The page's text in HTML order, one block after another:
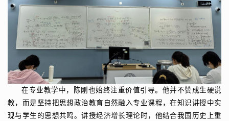
在专业教学中，陈刚也始终注重价值引导。他并不赞成生硬说
教，而是坚持把思想政治教育自然融入专业课程，在知识讲授中实
现与学生的思想共鸣。讲授经济增长理论时，他结合我国历史上重